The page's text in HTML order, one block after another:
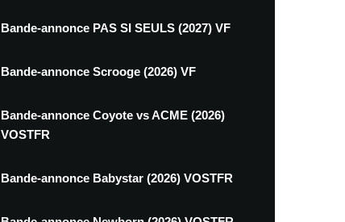
Bande-annonce PAS SI SEULS (2027) VF
Bande-annonce Scrooge (2026) VF
Bande-annonce Coyote vs ACME (2026)
VOSTFR
Bande-annonce Babystar (2026) VOSTFR